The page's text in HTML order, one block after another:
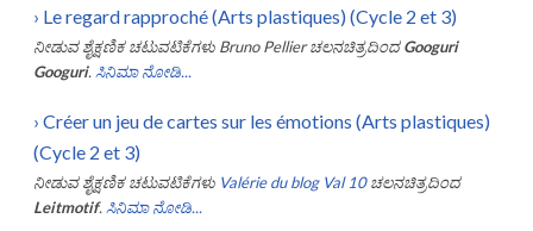
› Le regard rapproché (Arts plastiques) (Cycle 2 et 3)
ನೀಡುವ ಶೈಕ್ಷಣಿಕ ಚಟುವಟಿಕೆಗಳು Bruno Pellier ಚಲನಚಿತ್ರದಿಂದ Googuri
Googuri. ಸಿನಿಮಾ ನೋಡಿ...
› Créer un jeu de cartes sur les émotions (Arts plastiques)
(Cycle 2 et 3)
ನೀಡುವ ಶೈಕ್ಷಣಿಕ ಚಟುವಟಿಕೆಗಳು Valérie du blog Val 10 ಚಲನಚಿತ್ರದಿಂದ
Leitmotif. ಸಿನಿಮಾ ನೋಡಿ...